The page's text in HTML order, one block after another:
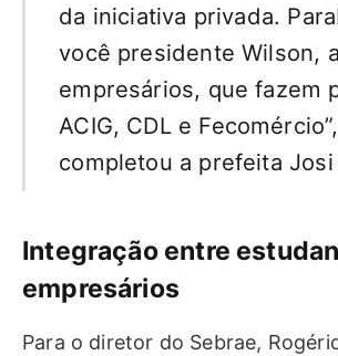
da iniciativa privada.
você presidente Wilson,
empresários, que fazem
ACIG, CDL e Fecomércio”,
completou a prefeita Josi
Integração entre
empresários
Para o diretor do Sebrae,